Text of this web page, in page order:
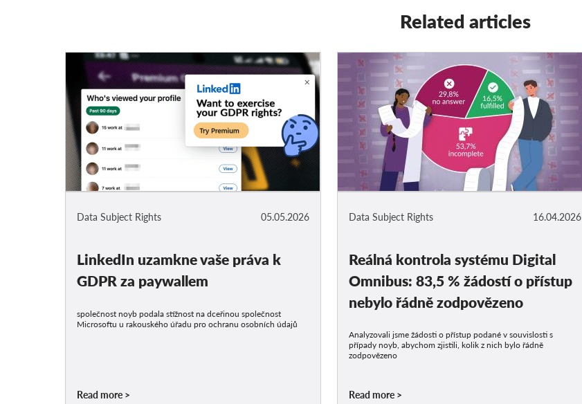
Related articles
05.05.2026
Data Subject Rights
LinkedIn uzamkne vaše práva k
GDPR za paywallem
společnost noyb podala stížnost na dceřinou společnost
Microsoftu u rakouského úřadu pro ochranu osobních údajů
Read more
16.04.2026
Data Subject Rights
Reálná kontrola systému Digital
Omnibus: 83,5 % žádostí o přístup
nebylo řádně zodpovězeno
Analyzovali jsme žádosti o přístup podané v souvislosti s
případy noyb, abychom zjistili, kolik z nich bylo řádně
zodpovězeno
Read more